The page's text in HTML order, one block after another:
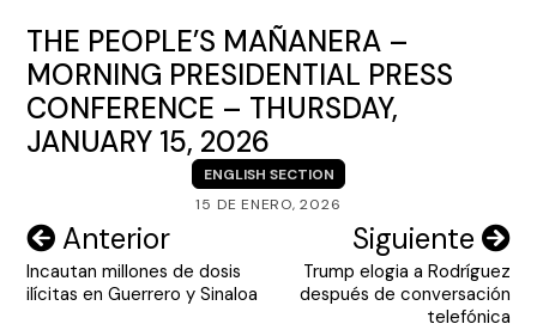
ENGLISH SECTION
VIDEOS
THE PEOPLE’S MAÑANERA –
MORNING PRESIDENTIAL PRESS
CONFERENCE – THURSDAY,
JANUARY 15, 2026
ENGLISH SECTION
15 DE ENERO, 2026
Navegación
de
Anterior
Incautan millones de dosis
ilícitas en Guerrero y Sinaloa
Siguiente
Trump elogia a Rodríguez
después de conversación
telefónica